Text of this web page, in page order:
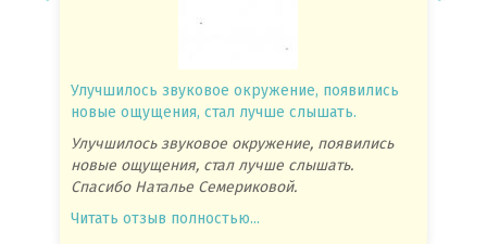
Улучшилось звуковое окружение, появились
новые ощущения, стал лучше слышать.
Улучшилось звуковое окружение, появились
новые ощущения, стал лучше слышать.
Спасибо Наталье Семериковой.
Читать отзыв полностью...